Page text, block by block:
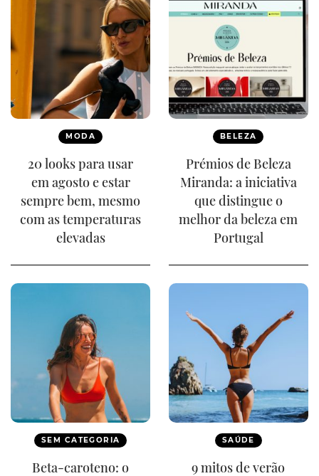
MODA
20 looks para usar
em agosto e estar
sempre bem, mesmo
com as temperaturas
elevadas
BELEZA
Prémios de Beleza
Miranda: a iniciativa
que distingue o
melhor da beleza em
Portugal
SEM CATEGORIA
Beta-caroteno: o
SAÚDE
9 mitos de verão